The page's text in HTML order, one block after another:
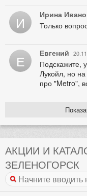
И Ирина
Только
Е Евгений
Подскажите,
Лукойл, но
про "Metro",
АКЦИИ И
ЗЕЛЕНОГОРСК